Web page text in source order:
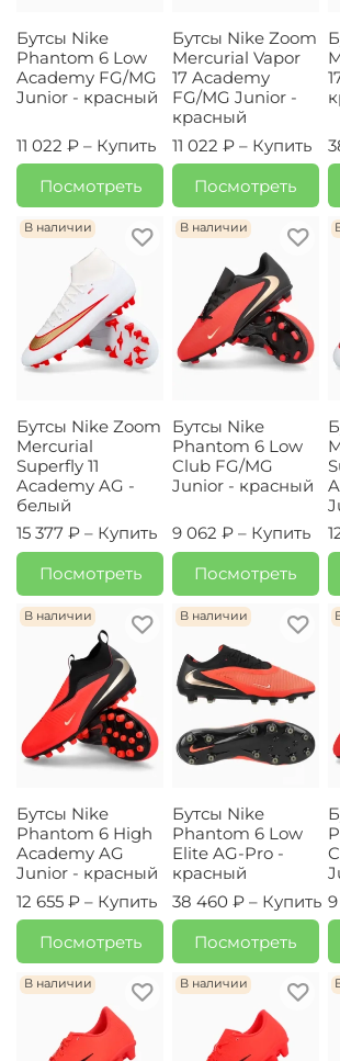
Бутсы Nike
Phantom 6 Low
Academy FG/MG
Junior - красный
11 022 ₽ – Купить
Посмотреть
Бутсы Nike Zoom
Mercurial Vapor
17 Academy
FG/MG Junior -
красный
11 022 ₽ – Купить
Посмотреть
В наличии
Бутсы Nike Zoom
Mercurial
Superfly 11
Academy AG -
белый
15 377 ₽ – Купить
Посмотреть
В наличии
Бутсы Nike
Phantom 6 Low
Club FG/MG
Junior - красный
9 062 ₽ – Купить
Посмотреть
В наличии
Бутсы Nike
Phantom 6 High
Academy AG
Junior - красный
12 655 ₽ – Купить
Посмотреть
В наличии
Бутсы Nike
Phantom 6 Low
Elite AG-Pro -
красный
38 460 ₽ – Купить
Посмотреть
В наличии В наличии